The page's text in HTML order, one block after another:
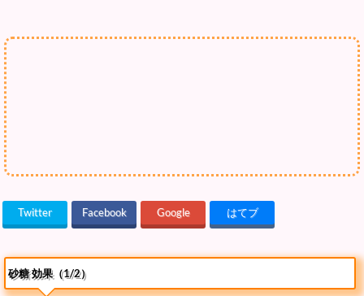
Twitter Facebook Google はてブ
砂糖 効果（1/2）